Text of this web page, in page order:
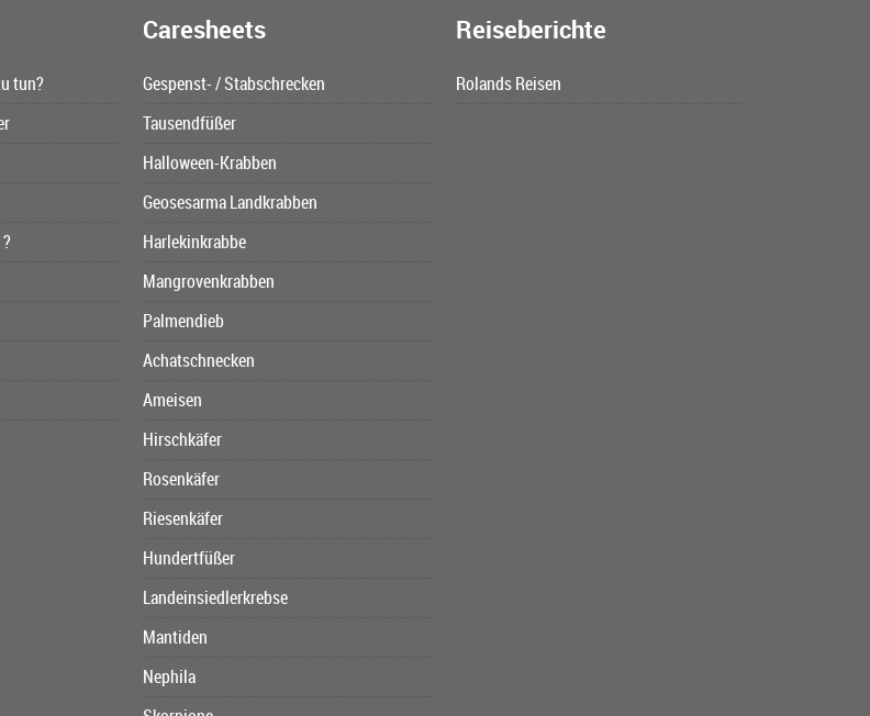
tun?
Caresheets
Gespenst- / Stabschrecken
Tausendfüßer
Halloween-Krabben
Geosesarma Landkrabben
Harlekinkrabbe
Mangrovenkrabben
Palmendieb
Achatschnecken
Ameisen
Hirschkäfer
Rosenkäfer
Riesenkäfer
Hundertfüßer
Landeinsiedlerkrebse
Mantiden
Nephila
Reiseberichte
Rolands Reisen